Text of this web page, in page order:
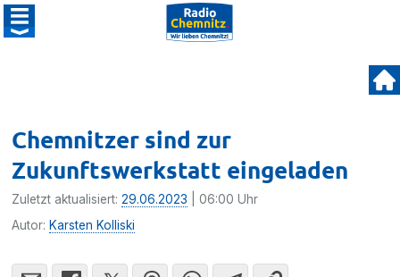
Chemnitzer sind zur
Zukunftswerkstatt eingeladen
Zuletzt aktualisiert:29.06.2023 | 06:00 Uhr
Autor: Karsten Kolliski